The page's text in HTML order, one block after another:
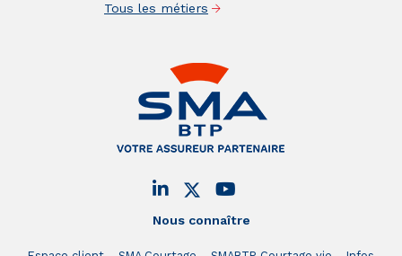
Nous connaître
Tous les métiers